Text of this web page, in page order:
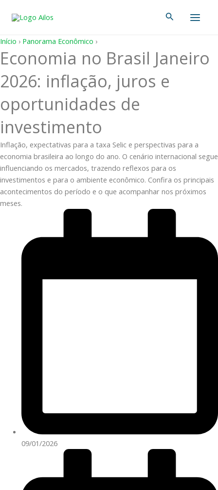
para
conteúdo
Pesquisar
Início › Panorama Econômico ›
Economia no Brasil Janeiro
2026: inflação, juros e
oportunidades de
investimento
Inflação, expectativas para a taxa Selic e perspectivas para a
economia brasileira ao longo do ano. O cenário internacional segue
influenciando os mercados, trazendo reflexos para os
investimentos e para o ambiente econômico. Confira os principais
acontecimentos do período e o que acompanhar nos próximos
meses.
09/01/2026